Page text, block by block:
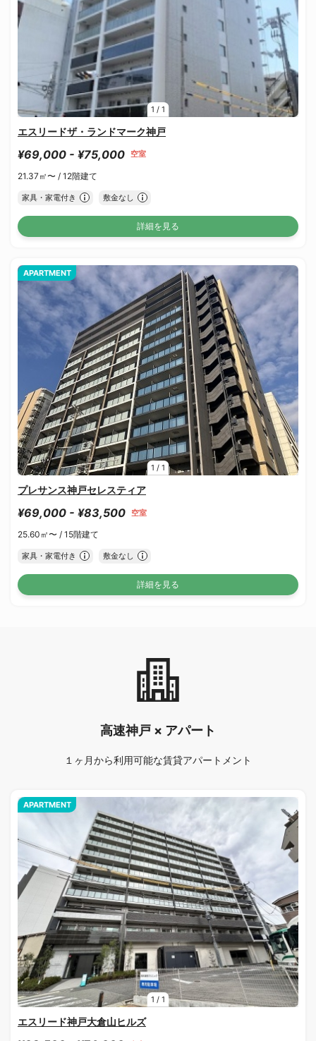
1 / 1
エスリードザ・ランドマーク神戸
¥69,000 - ¥75,000 空室
21.37㎡〜 / 12階建て
家具・家電付き 敷金なし
詳細を見る
1 / 1
APARTMENT
プレサンス神戸セレスティア
¥69,000 - ¥83,500 空室
25.60㎡〜 / 15階建て
家具・家電付き 敷金なし
詳細を見る
高速神戸 × アパート
１ヶ月から利用可能な賃貸アパートメント
1 / 1
APARTMENT
エスリード神戸大倉山ヒルズ